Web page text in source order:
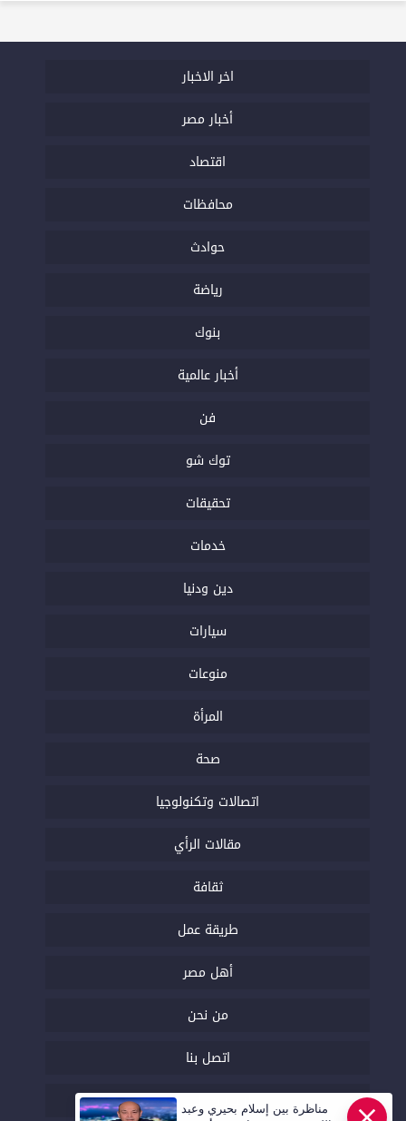
اخر الاخبار
أخبار مصر
اقتصاد
محافظات
حوادث
رياضة
بنوك
أخبار عالمية
فن
توك شو
تحقيقات
خدمات
دين ودنيا
سيارات
منوعات
المرأة
صحة
اتصالات وتكنولوجيا
مقالات الرأي
ثقافة
طريقة عمل
أهل مصر
من نحن
اتصل بنا
السياسة التحريرية
مناظرة بين إسلام بحيري وعبد